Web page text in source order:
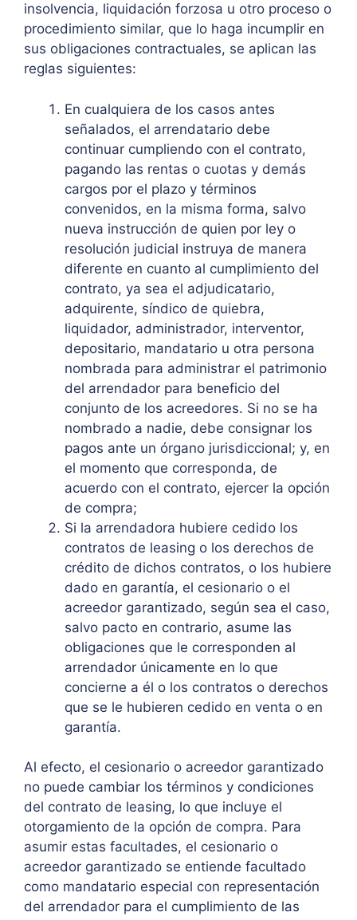
insolvencia, liquidación forzosa u otro proceso o
procedimiento similar, que lo haga incumplir en
sus obligaciones contractuales, se aplican las
reglas siguientes:
En cualquiera de los casos antes
señalados, el arrendatario debe
continuar cumpliendo con el contrato,
pagando las rentas o cuotas y demás
cargos por el plazo y términos
convenidos, en la misma forma, salvo
nueva instrucción de quien por ley o
resolución judicial instruya de manera
diferente en cuanto al cumplimiento del
contrato, ya sea el adjudicatario,
adquirente, síndico de quiebra,
liquidador, administrador, interventor,
depositario, mandatario u otra persona
nombrada para administrar el patrimonio
del arrendador para beneficio del
conjunto de los acreedores. Si no se ha
nombrado a nadie, debe consignar los
pagos ante un órgano jurisdiccional; y, en
el momento que corresponda, de
acuerdo con el contrato, ejercer la opción
de compra;
Si la arrendadora hubiere cedido los
contratos de leasing o los derechos de
crédito de dichos contratos, o los hubiere
dado en garantía, el cesionario o el
acreedor garantizado, según sea el caso,
salvo pacto en contrario, asume las
obligaciones que le corresponden al
arrendador únicamente en lo que
concierne a él o los contratos o derechos
que se le hubieren cedido en venta o en
garantía.
Al efecto, el cesionario o acreedor garantizado
no puede cambiar los términos y condiciones
del contrato de leasing, lo que incluye el
otorgamiento de la opción de compra. Para
asumir estas facultades, el cesionario o
acreedor garantizado se entiende facultado
como mandatario especial con representación
del arrendador para el cumplimiento de las